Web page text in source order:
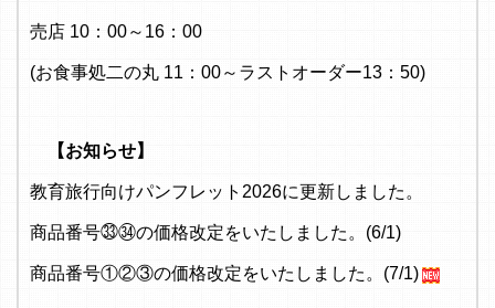
売店 10：00～16：00
(お食事処二の丸 11：00～ラストオーダー13：50)
【お知らせ】
教育旅行向けパンフレット2026に更新しました。
商品番号㉝㉞の価格改定をいたしました。(6/1)
商品番号①②③の価格改定をいたしました。(7/1)